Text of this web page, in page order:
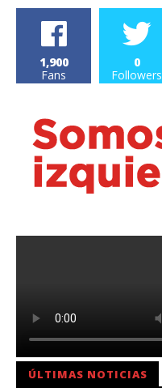
1,900
Fans
0
Followers
ÚLTIMAS NOTICIAS